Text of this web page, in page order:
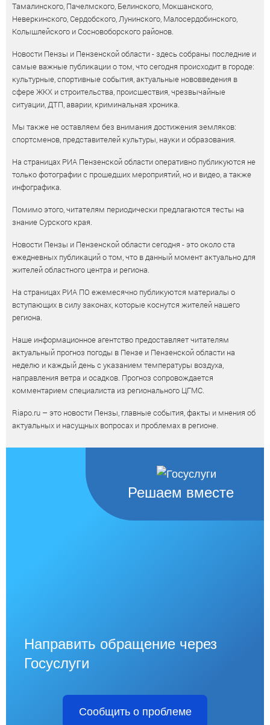
Тамалинского, Пачелмского, Белинского, Мокшанского,
Неверкинского, Сердобского, Лунинского, Малосердобинского,
Колышлейского и Сосновоборского районов.
Новости Пензы и Пензенской области - здесь собраны последние и
самые важные публикации о том, что сегодня происходит в городе:
культурные, спортивные события, актуальные нововведения в
сфере ЖКХ и строительства, происшествия, чрезвычайные
ситуации, ДТП, аварии, криминальная хроника.
Мы также не оставляем без внимания достижения земляков:
спортсменов, представителей культуры, науки и образования.
На страницах РИА Пензенской области оперативно публикуются не
только фотографии с прошедших мероприятий, но и видео, а также
инфографика.
Помимо этого, читателям периодически предлагаются тесты на
знание Сурского края.
Новости Пензы и Пензенской области сегодня - это около ста
ежедневных публикаций о том, что в данный момент актуально для
жителей областного центра и региона.
На страницах РИА ПО ежемесячно публикуются материалы о
вступающих в силу законах, которые коснутся жителей нашего
региона.
Наше информационное агентство предоставляет читателям
актуальный прогноз погоды в Пензе и Пензенской области на
неделю и каждый день с указанием температуры воздуха,
направления ветра и осадков. Прогноз сопровождается
комментарием специалиста из регионального ЦГМС.
Riapo.ru – это новости Пензы, главные события, факты и мнения об
актуальных и насущных вопросах и проблемах в регионе.
Решаем вместе
Направить обращение через
Госуслуги
Сообщить о проблеме